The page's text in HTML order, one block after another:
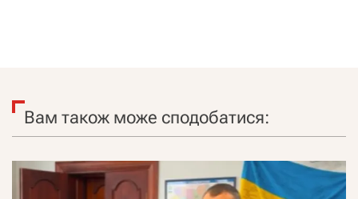
Вам також може сподобатися: